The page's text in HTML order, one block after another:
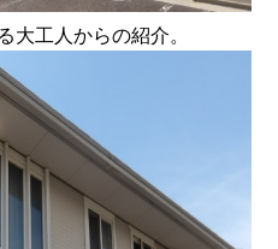
大工人からの紹介。